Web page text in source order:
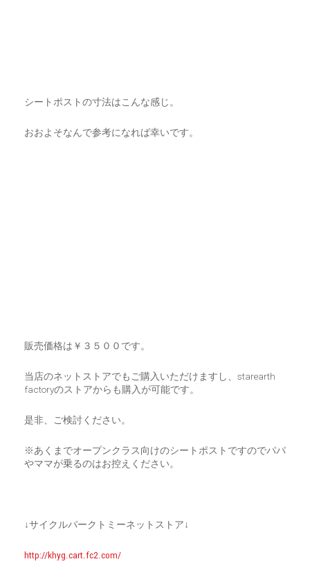
シートポストの寸法はこんな感じ。
おおよそなんで参考になれば幸いです。
販売価格は￥３５００です。
当店のネットストアでもご購入いただけますし、starearth
factoryのストアからも購入が可能です。
是非、ご検討ください。
※あくまでオープンクラス向けのシートポストですのでパパ
やママが乗るのはお控えください。
↓サイクルパークトミーネットストア↓
http://khyg.cart.fc2.com/